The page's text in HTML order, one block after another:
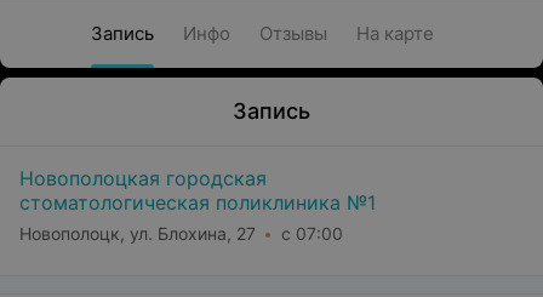
Запись Инфо Отзывы На карте
Запись
Новополоцкая городская
стоматологическая поликлиника №1
Новополоцк, ул. Блохина, 27 с 07:00